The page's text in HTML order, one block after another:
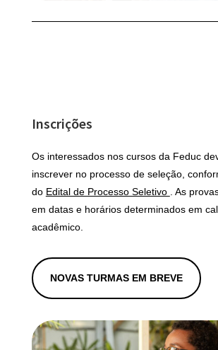
Inscrições
Os interessados nos cursos da Feduc
inscrever no processo de seleção,
do Edital de Processo Seletivo . As
em datas e horários determinados em
acadêmico.
NOVAS TURMAS EM BREVE